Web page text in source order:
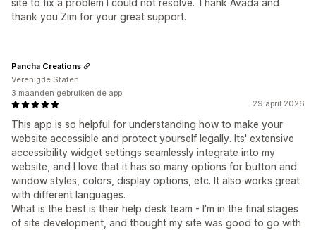
site to fix a problem I could not resolve. Thank Avada and
thank you Zim for your great support.
29 april 2026
This app is so helpful for understanding how to make your
website accessible and protect yourself legally. Its' extensive
accessibility widget settings seamlessly integrate into my
website, and I love that it has so many options for button and
window styles, colors, display options, etc. It also works great
with different languages.
What is the best is their help desk team - I'm in the final stages
of site development, and thought my site was good to go with
Pancha Creations
Verenigde Staten
3 maanden gebruiken de app